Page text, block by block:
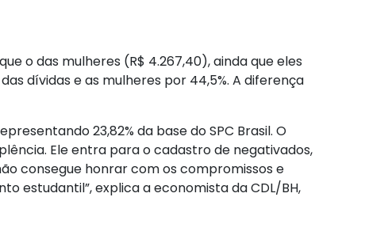
o das mulheres (R$ 4.267,40), ainda que eles
dívidas e as mulheres por 44,5%. A diferença
23,82% da base do SPC Brasil. O
Ele entra para o cadastro de negativados,
consegue honrar com os compromissos e
estudantil”, explica a economista da CDL/BH,